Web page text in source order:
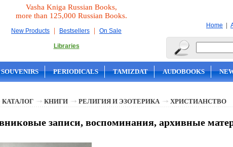
Vasha Kniga Russian Books,
more than 125,000 Russian Books.
New Products | Bestsellers | On Sale
Libraries
Home |
PERIODICALS TAMIZDAT AUDOBOOKS
КАТАЛОГ КНИГИ РЕЛИГИЯ И ЭЗОТЕРИКА ХРИСТИАНСТВО
записи, воспоминания, архивные